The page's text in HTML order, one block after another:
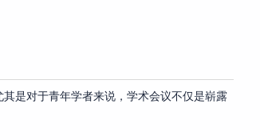
是对于青年学者来说，学术会议不仅是崭露